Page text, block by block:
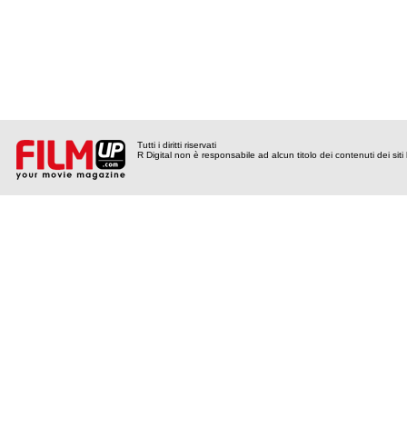
Tutti i diritti riservati
R Digital non è responsabile ad alcun titolo dei contenuti dei siti